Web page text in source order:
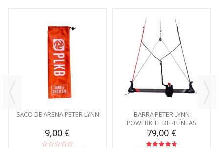
SACO DE ARENA PETER LYNN
9,00 €
BARRA PETER LYNN
POWERKITE DE 4 LÍNEAS
79,00 €